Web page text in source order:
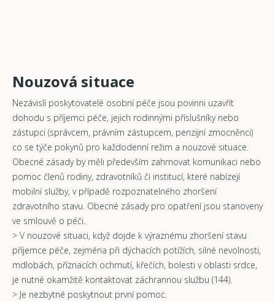
Nouzová situace
Nezávislí poskytovatelé osobní péče jsou povinni uzavřít
dohodu s příjemci péče, jejich rodinnými příslušníky nebo
zástupci (správcem, právním zástupcem, penzijní zmocněnci)
co se týče pokynů pro každodenní režim a nouzové situace.
Obecné zásady by měli především zahrnovat komunikaci nebo
pomoc členů rodiny, zdravotníků či institucí, které nabízejí
mobilní služby, v případě rozpoznatelného zhoršení
zdravotního stavu. Obecné zásady pro opatření jsou stanoveny
ve smlouvě o péči.
> V nouzové situaci, když dojde k výraznému zhoršení stavu
příjemce péče, zejména při dýchacích potížích, silné nevolnosti,
mdlobách, příznacích ochrnutí, křečích, bolesti v oblasti srdce,
je nutné okamžitě kontaktovat záchrannou službu (144).
> Je nezbytné poskytnout první pomoc.